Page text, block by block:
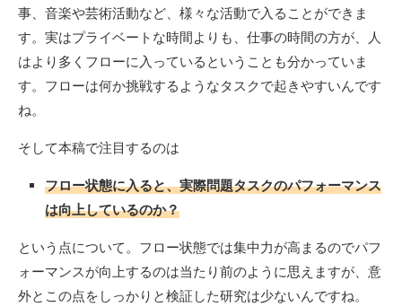
事、音楽や芸術活動など、様々な活動で入ることができま
す。実はプライベートな時間よりも、仕事の時間の方が、人
はより多くフローに入っているということも分かっていま
す。フローは何か挑戦するようなタスクで起きやすいんです
ね。
そして本稿で注目するのは
フロー状態に入ると、実際問題タスクのパフォーマンス
は向上しているのか？
という点について。フロー状態では集中力が高まるのでパフ
ォーマンスが向上するのは当たり前のように思えますが、意
外とこの点をしっかりと検証した研究は少ないんですね。